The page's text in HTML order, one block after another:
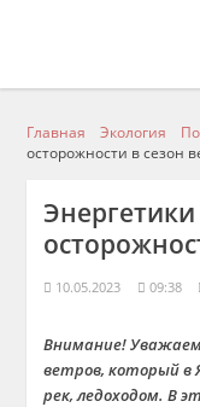
Главная Экология
осторожности в сезон
10.05.2023 09:38
Внимание!
ветров, который в
рек, ледоходом. В